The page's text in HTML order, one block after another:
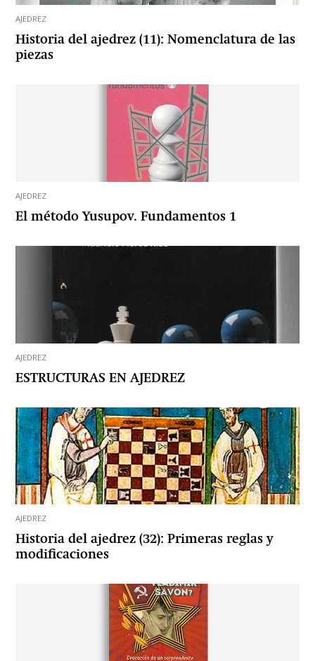
AJEDREZ
Historia del ajedrez (11): Nomenclatura de las
piezas
AJEDREZ
El método Yusupov. Fundamentos 1
AJEDREZ
ESTRUCTURAS EN AJEDREZ
AJEDREZ
Historia del ajedrez (32): Primeras reglas y
modificaciones